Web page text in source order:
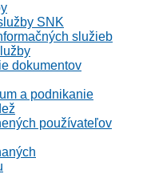
SNK
služieb
dokumentov
a podnikanie
používateľov